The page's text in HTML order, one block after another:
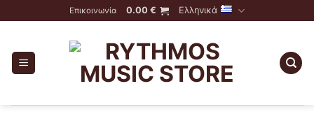
to
Επικοινωνία 0.00 € Ελληνικά